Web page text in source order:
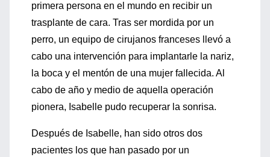
primera persona en el mundo en recibir un
trasplante de cara. Tras ser mordida por un
perro, un equipo de cirujanos franceses llevó a
cabo una intervención para implantarle la nariz,
la boca y el mentón de una mujer fallecida. Al
cabo de año y medio de aquella operación
pionera, Isabelle pudo recuperar la sonrisa.
Después de Isabelle, han sido otros dos
pacientes los que han pasado por un